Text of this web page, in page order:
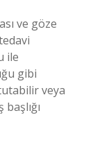
ve göze
ile
gibi
veya